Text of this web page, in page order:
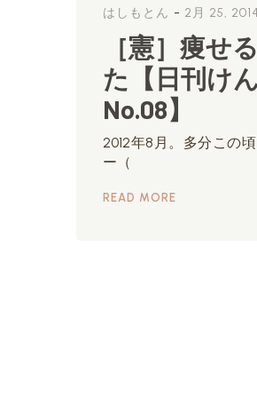
はしもとん - 2月 25, 2014
［憲］痩せ
た【日刊け
No.08】
2012年8月。多分この
ー（
READ MORE